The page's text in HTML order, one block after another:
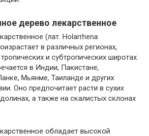
дерево лекарственное
(лат. Holarrhena
в различных регионах,
и субтропических широтах.
в Индии, Пакистане,
Мьянме, Таиланде и других
Оно предпочитает расти в сухих
а также на скалистых склонах
обладает высокой